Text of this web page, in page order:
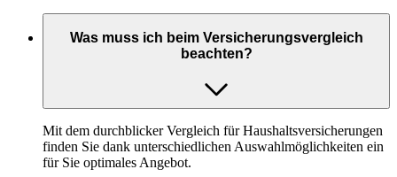
Was muss ich beim Versicherungsvergleich
beachten?
Mit dem durchblicker Vergleich für Haushaltsversicherungen
finden Sie dank unterschiedlichen Auswahlmöglichkeiten ein
für Sie optimales Angebot.